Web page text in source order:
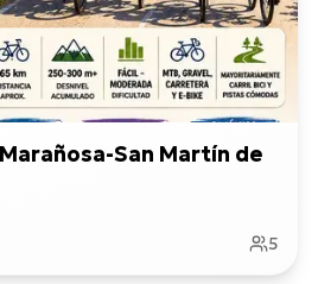
San Martín de
5